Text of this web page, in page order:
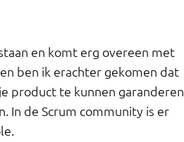
en komt erg overeen met
ben ik erachter gekomen dat
product te kunnen garanderen
In de Scrum community is er